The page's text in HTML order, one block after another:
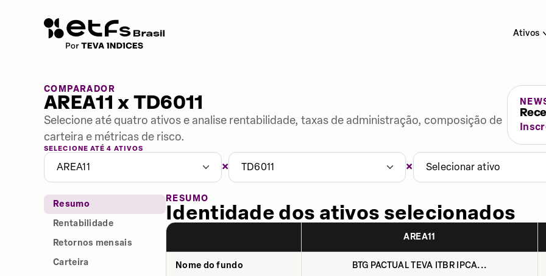
Ativos
COMPARADOR
AREA11 x TD6011
Selecione até quatro ativos e analise rentabilidade, taxas de administração, composição de
carteira e métricas de risco.
SELECIONE ATÉ 4 ATIVOS
AREA11 × TD6011 × Selecionar ativo
Resumo
Rentabilidade
Retornos mensais
Carteira
RESUMO
Identidade dos ativos selecionados
AREA11
Nome do fundo BTG PACTUAL TEVA ITBR IPCA...